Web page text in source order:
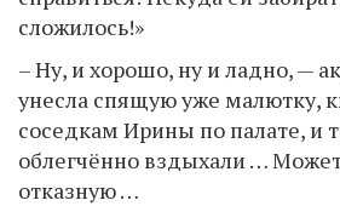
сложилось!»
– Ну, и хорошо, ну и ладно, —
унесла спящую уже малютку,
соседкам Ирины по палате, и
облегчённо вздыхали …
отказную …